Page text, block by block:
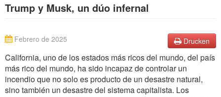
SUCHE
Trump y Musk, un dúo infernal
Drucken
Febrero de 2025
California, uno de los estados más ricos del mundo, del país
más rico del mundo, ha sido incapaz de controlar un
incendio que no solo es producto de un desastre natural,
sino también un desastre del sistema capitalista. Los